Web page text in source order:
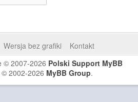
Wersja bez grafiki
Kontakt
© 2007-2026 Polski Support MyBB
© 2002-2026 MyBB Group.